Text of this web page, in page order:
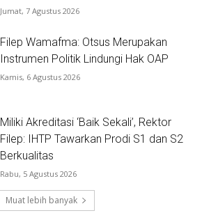
Jumat, 7 Agustus 2026
Filep Wamafma: Otsus Merupakan
Instrumen Politik Lindungi Hak OAP
Kamis, 6 Agustus 2026
Miliki Akreditasi ‘Baik Sekali’, Rektor
Filep: IHTP Tawarkan Prodi S1 dan S2
Berkualitas
Rabu, 5 Agustus 2026
Muat lebih banyak